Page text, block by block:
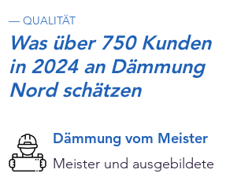
— QUALITÄT
Was über 750 Kunden
in 2024 an Dämmung
Nord schätzen
Dämmung vom Meister
Meister und ausgebildete